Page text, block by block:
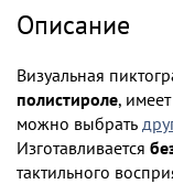
Описание
Визуальная
полистироле,
можно выбрать
Изготавливается
тактильного